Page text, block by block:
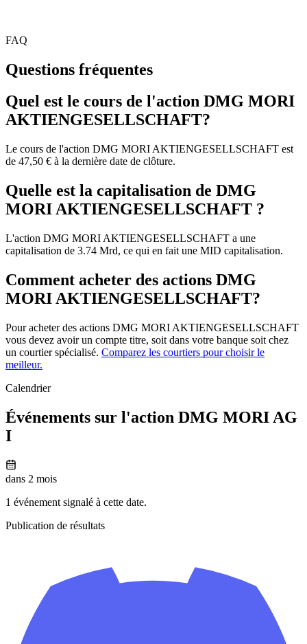
FAQ
Questions fréquentes
Quel est le cours de l'action DMG MORI
AKTIENGESELLSCHAFT?
Le cours de l'action DMG MORI AKTIENGESELLSCHAFT est
de 47,50 € à la dernière date de clôture.
Quelle est la capitalisation de DMG
MORI AKTIENGESELLSCHAFT ?
L'action DMG MORI AKTIENGESELLSCHAFT a une
capitalisation de 3.74 Mrd, ce qui en fait une MID capitalisation.
Comment acheter des actions DMG
MORI AKTIENGESELLSCHAFT?
Pour acheter des actions DMG MORI AKTIENGESELLSCHAFT
vous devez avoir un compte titre, soit dans votre banque soit chez
un courtier spécialisé. Comparez les courtiers pour choisir le
meilleur.
Calendrier
Événements sur l'action DMG MORI AG
I
dans 2 mois
1 événement signalé à cette date.
Publication de résultats